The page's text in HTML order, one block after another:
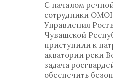
С началом
сотрудники
Управления
Чувашской
приступили к
акватории реки
задача
обеспечить